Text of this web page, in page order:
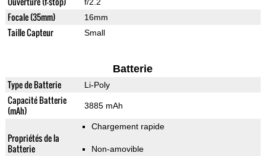
Focale (35mm) 16mm
Taille Capteur Small
Batterie
Type de Batterie Li-Poly
Capacité Batterie
(mAh)
3885 mAh
Propriétés de la
Batterie
Chargement rapide
Non-amovible